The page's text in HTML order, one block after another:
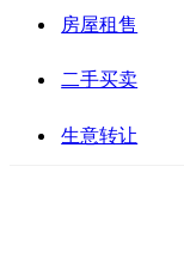
房屋租售
二手买卖
生意转让